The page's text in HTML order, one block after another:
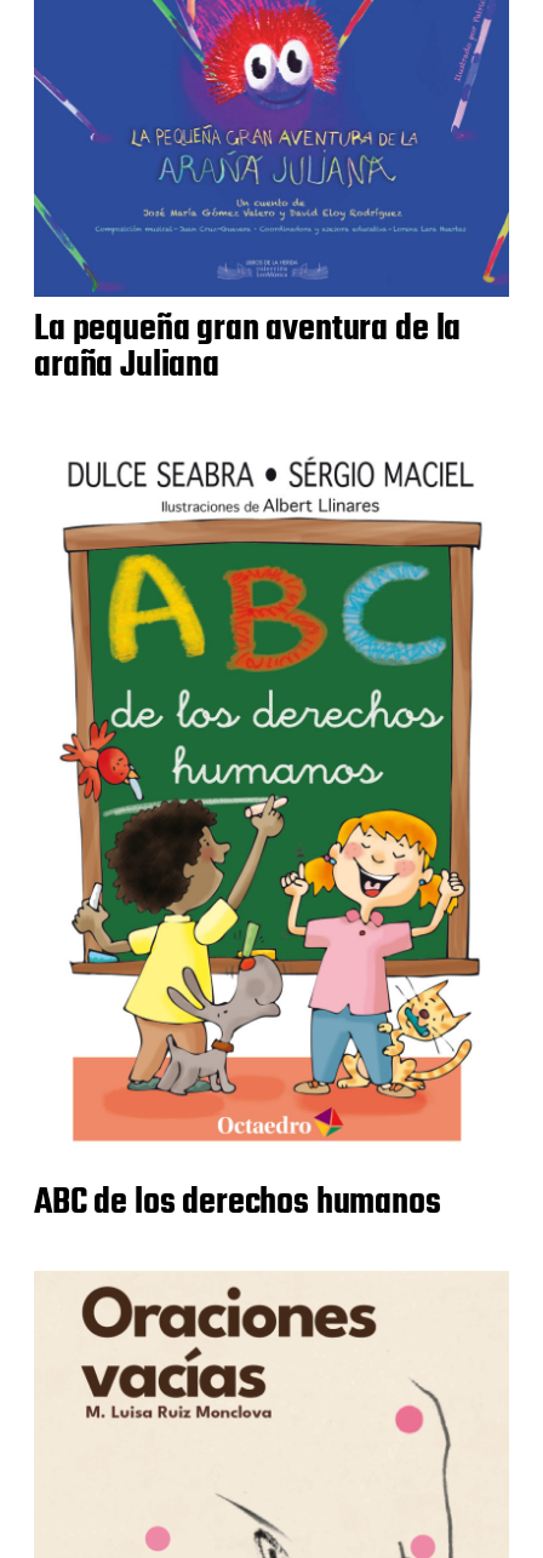
La pequeña gran aventura de la
araña Juliana
ABC de los derechos humanos